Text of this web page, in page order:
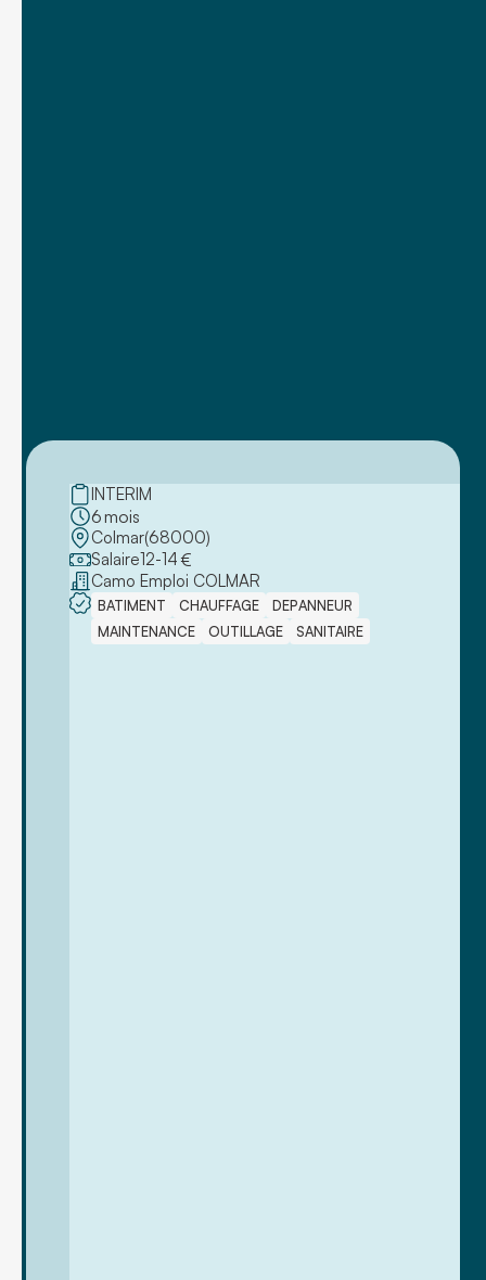
INTERIM
6mois
Colmar(68000)
Salaire12-14 €
Camo Emploi COLMAR
BATIMENT CHAUFFAGE
DEPANNEUR
MAINTENANCE
OUTILLAGE SANITAIRE